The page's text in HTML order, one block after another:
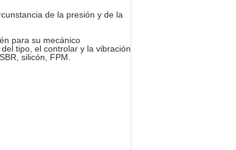
de la presión y de la
para su mecánico
tipo, el controlar y la vibración
silicón, FPM.